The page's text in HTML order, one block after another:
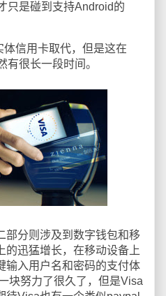
只是碰到支持Android的
信用卡取代，但是这在
有很长一段时间。
分则涉及到数字钱包和移
的迅猛增长，在移动设备上
输入用户名和密码的支付体
块努力了很久了，但是Visa